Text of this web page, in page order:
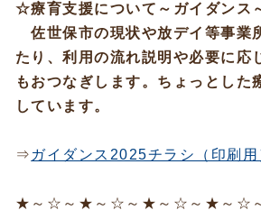
☆療育支援について～ガイダンス
佐世保市の現状や放デイ等事業
たり、利用の流れ説明や必要に応
もおつなぎします。ちょっとし
しています。
⇒ ガイダンス2025チラシ（印刷用
★～☆～★～☆～★～☆～★～☆